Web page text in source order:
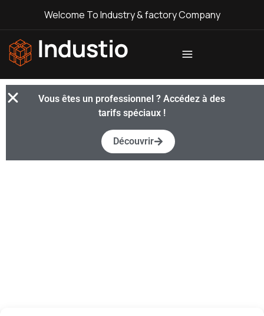
Welcome To Industry & factory Company
Industry
WordPress
theme
Vous êtes un professionnel ? Accédez à des
tarifs spéciaux !
Découvrir